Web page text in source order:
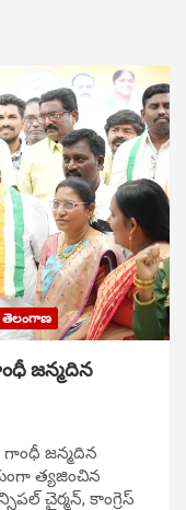
తెలంగాణ
జ‌న్మ‌దిన
జ‌న్మ‌దిన
త్య‌జించిన
చైర్మ‌న్, కాంగ్రెస్